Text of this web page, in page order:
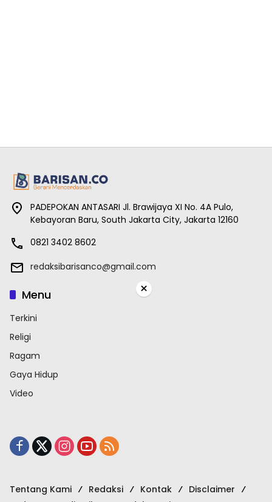
PADEPOKAN ANTASARI Jl. Brawijaya XI No. 4A Pulo,
Kebayoran Baru, South Jakarta City, Jakarta 12160
0821 3402 8602
redaksibarisanco@gmail.com
Menu
Terkini
Religi
Ragam
Gaya Hidup
Video
Tentang Kami Redaksi Kontak
Disclaimer
×